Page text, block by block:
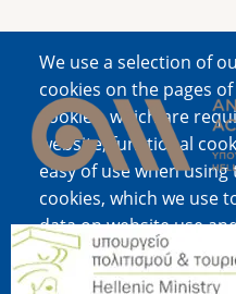
We use a selection of
cookies on the pages
cookies, which are
website; functional
easy of use when
cookies, which we use
data on website use
cookies, which are
content and
Image
Image